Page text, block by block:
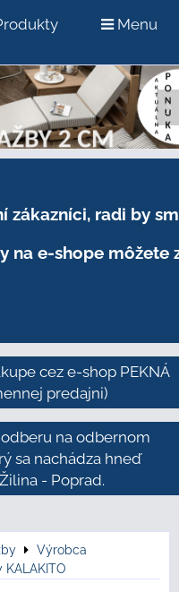
Menu
zákazníci, radi by
na e-shope môžete
cez e-shop PEKNÁ
predajni)
na odbernom
sa nachádza hneď
- Poprad.
Výrobca
KALAKITO